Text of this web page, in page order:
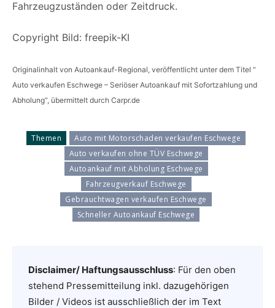
Fahrzeugzuständen oder Zeitdruck.
Copyright Bild: freepik-KI
Originalinhalt von Autoankauf-Regional, veröffentlicht unter dem Titel “
Auto verkaufen Eschwege – Seriöser Autoankauf mit Sofortzahlung und
Abholung“, übermittelt durch Carpr.de
Themen
Auto mit Motorschaden verkaufen Eschwege
Auto verkaufen ohne TÜV Eschwege
Autoankauf mit Abholung Eschwege
Fahrzeugverkauf Eschwege
Gebrauchtwagen verkaufen Eschwege
Schneller Autoankauf Eschwege
Disclaimer/ Haftungsausschluss: Für den oben
stehend Pressemitteilung inkl. dazugehörigen
Bilder / Videos ist ausschließlich der im Text